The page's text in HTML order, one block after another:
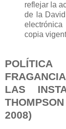
reflejar la
de la
copia
LAS
2008)